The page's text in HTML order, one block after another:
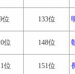
位 133位
位 148位
位 151位